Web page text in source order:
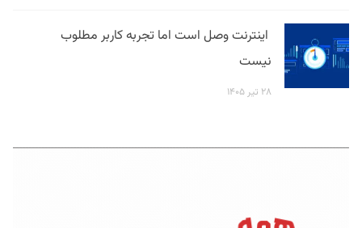
اینترنت وصل است اما تجربه کاربر مطلوب
نیست
۲۸ تیر ۱۴۰۵